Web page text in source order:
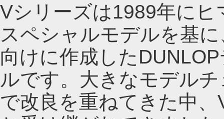
Vシリーズは1989年に
スペシャルモデルを基
向けに作成した
ルです。大きなモデル
で改良を重ねてきた中